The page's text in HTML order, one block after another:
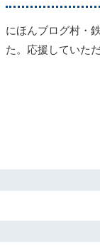
にほんブログ村・
た。応援していた